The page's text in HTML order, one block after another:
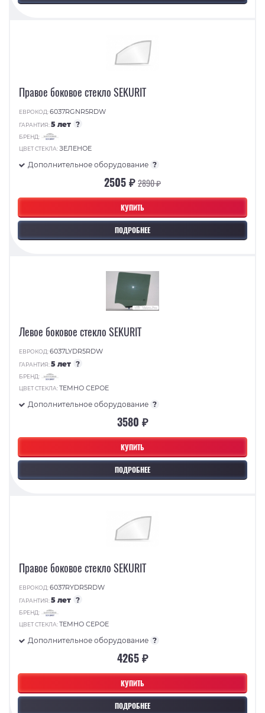
КУПИТЬ
ПОДРОБНЕЕ
Правое боковое стекло SEKURIT
ЕВРОКОД:6037RGNR5RDW
ГАРАНТИЯ:5 лет ?
БРЕНД:
ЦВЕТ СТЕКЛА:ЗЕЛЕНОЕ
Дополнительное оборудование ?
2505 ₽2890 ₽
КУПИТЬ
ПОДРОБНЕЕ
Левое боковое стекло SEKURIT
ЕВРОКОД:6037LYDR5RDW
ГАРАНТИЯ:5 лет ?
БРЕНД:
ЦВЕТ СТЕКЛА:ТЕМНО СЕРОЕ
Дополнительное оборудование ?
3580 ₽
КУПИТЬ
ПОДРОБНЕЕ
Правое боковое стекло SEKURIT
ЕВРОКОД:6037RYDR5RDW
ГАРАНТИЯ:5 лет ?
БРЕНД:
ЦВЕТ СТЕКЛА:ТЕМНО СЕРОЕ
Дополнительное оборудование ?
4265 ₽